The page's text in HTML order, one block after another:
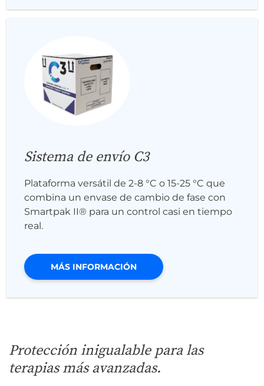
Sistema de envío C3
Plataforma versátil de 2-8 °C o 15-25 °C que
combina un envase de cambio de fase con
Smartpak II® para un control casi en tiempo
real.
MÁS INFORMACIÓN
Protección inigualable para las
terapias más avanzadas.